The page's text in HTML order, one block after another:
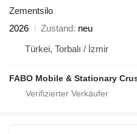
Zementsilo
2026
Zustand neu
Türkei, Torbalı / İzmir